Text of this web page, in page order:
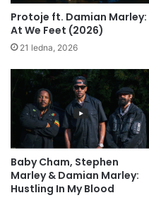
Protoje ft. Damian Marley:
At We Feet (2026)
21 ledna, 2026
Baby Cham, Stephen
Marley & Damian Marley:
Hustling In My Blood